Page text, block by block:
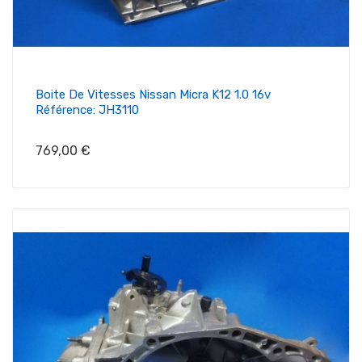
Boite De Vitesses Nissan Micra K12 1.0 16v
Référence: JH3110
Prix
769,00 €